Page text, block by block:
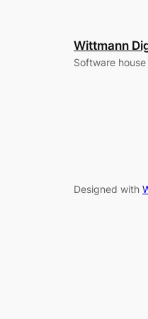
Wittmann
Software
Designed with